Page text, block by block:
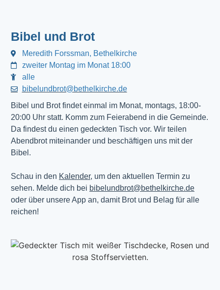
Bibel und Brot
Meredith Forssman, Bethelkirche
zweiter Montag im Monat 18:00
alle
bibelundbrot@bethelkirche.de
Bibel und Brot findet einmal im Monat, montags, 18:00-
20:00 Uhr statt. Komm zum Feierabend in die Gemeinde.
Da findest du einen gedeckten Tisch vor. Wir teilen
Abendbrot miteinander und beschäftigen uns mit der
Bibel.
Schau in den Kalender, um den aktuellen Termin zu
sehen. Melde dich bei bibelundbrot@bethelkirche.de
oder über unsere App an, damit Brot und Belag für alle
reichen!